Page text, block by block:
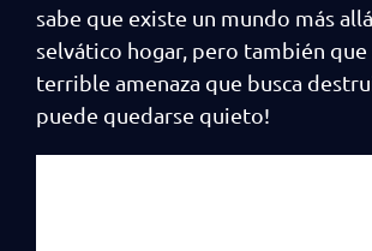
sabe que existe un mundo más
selvático hogar, pero también que
terrible amenaza que busca
puede quedarse quieto!